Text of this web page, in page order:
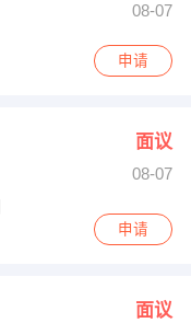
08-07
申请
面议
08-07
申请
面议